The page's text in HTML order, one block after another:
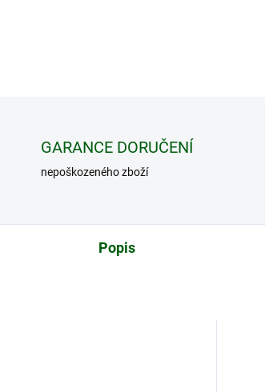
GARANCE DORUČENÍ
nepoškozeného zboží
Popis